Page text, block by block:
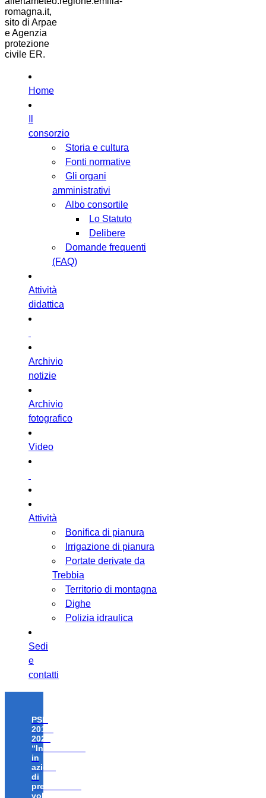
romagna.it,
sito di Arpae
e Agenzia
protezione
civile ER.
Home
consorzio
Storia e cultura
Fonti normative
Gli organi
amministrativi
Albo consortile
Lo Statuto
Delibere
Domande frequenti
(FAQ)
Attività
didattica
Archivio
notizie
Archivio
fotografico
Video
Attività
Bonifica di pianura
Irrigazione di pianura
Portate derivate da
Trebbia
Territorio di montagna
Dighe
Polizia idraulica
Sedi
e
contatti
PSR
2014-
2020
“Investimenti
in
azioni
di
prevenzione
volte